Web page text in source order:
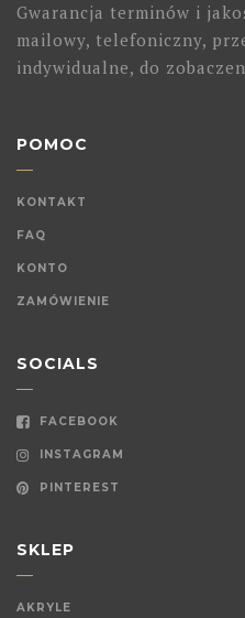
Gwarancja terminów i
mailowy, telefoniczny,
indywidualne, do
POMOC
KONTAKT
FAQ
KONTO
ZAMÓWIENIE
SOCIALS
FACEBOOK
INSTAGRAM
PINTEREST
SKLEP
AKRYLE